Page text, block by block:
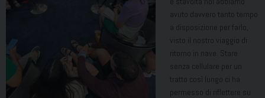
avuto davvero tanto tempo
a disposizione per farlo,
visto il nostro viaggio di
ritorno in nave. Stare
senza cellulare per un
tratto così lungo ci ha
permesso di riflettere su